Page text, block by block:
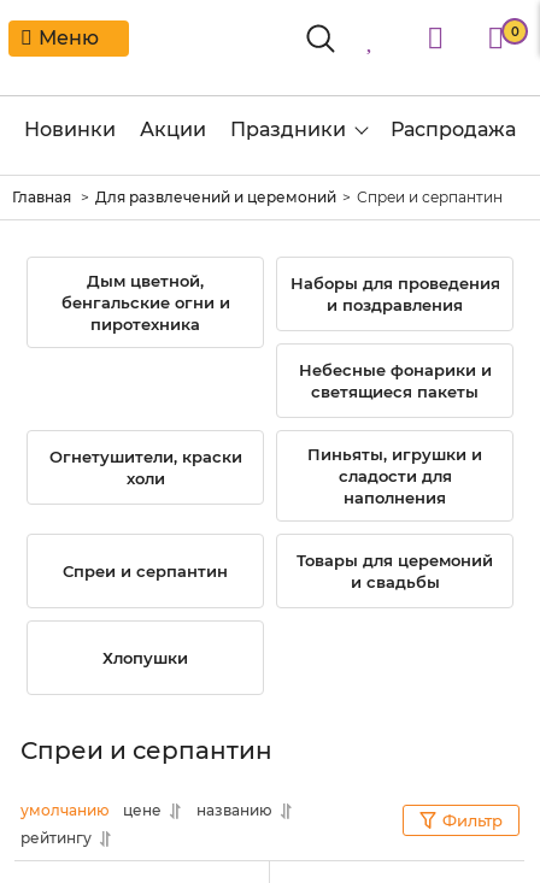
Меню 0
Новинки Акции Праздники Распродажа
Главная Для развлечений и церемоний Спреи и серпантин
Дым цветной,
бенгальские огни и
пиротехника
Наборы для проведения
и поздравления
Небесные фонарики и
светящиеся пакеты
Огнетушители, краски
холи
Пиньяты, игрушки и
сладости для
наполнения
Спреи и серпантин
Товары для церемоний
и свадьбы
Хлопушки
Спреи и серпантин
умолчанию цене
названию
рейтингу
Фильтр